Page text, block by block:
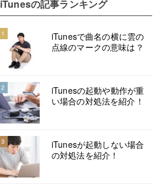
iTunesの記事ランキング
1
iTunesで曲名の横に雲の
点線のマークの意味は？
2
iTunesの起動や動作が重
い場合の対処法を紹介！
3
iTunesが起動しない場合
の対処法を紹介！